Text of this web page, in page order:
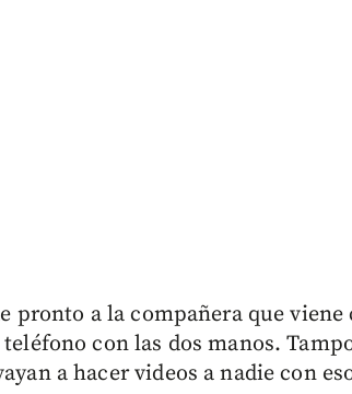
pronto a la compañera que
con las dos manos.
a hacer videos a nadie con